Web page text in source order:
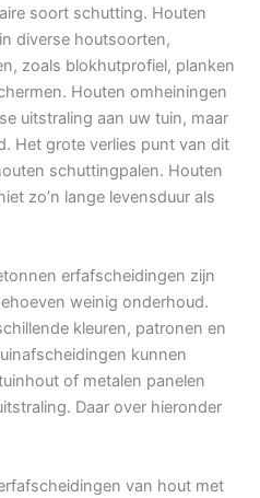
soort schutting. Houten
diverse houtsoorten,
zoals blokhutprofiel, planken
Houten omheiningen
uitstraling aan uw tuin, maar
Het grote verlies punt van dit
schuttingpalen. Houten
zo’n lange levensduur als
erfafscheidingen zijn
weinig onderhoud.
kleuren, patronen en
kunnen
of metalen panelen
Daar over hieronder
van hout met